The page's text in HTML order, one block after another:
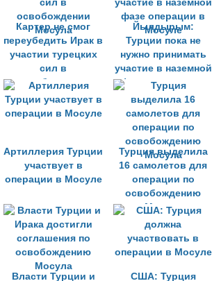
Картер не смог
переубедить Ирак в
участии турецких
сил в
освобождении
Мосула
Йылдырым:
Турции пока не
нужно принимать
участие в наземной
фазе операции в
Мосуле
Артиллерия Турции
участвует в
операции в Мосуле
Турция выделила
16 самолетов для
операции по
освобождению
Мосула
Власти Турции и США: Турция